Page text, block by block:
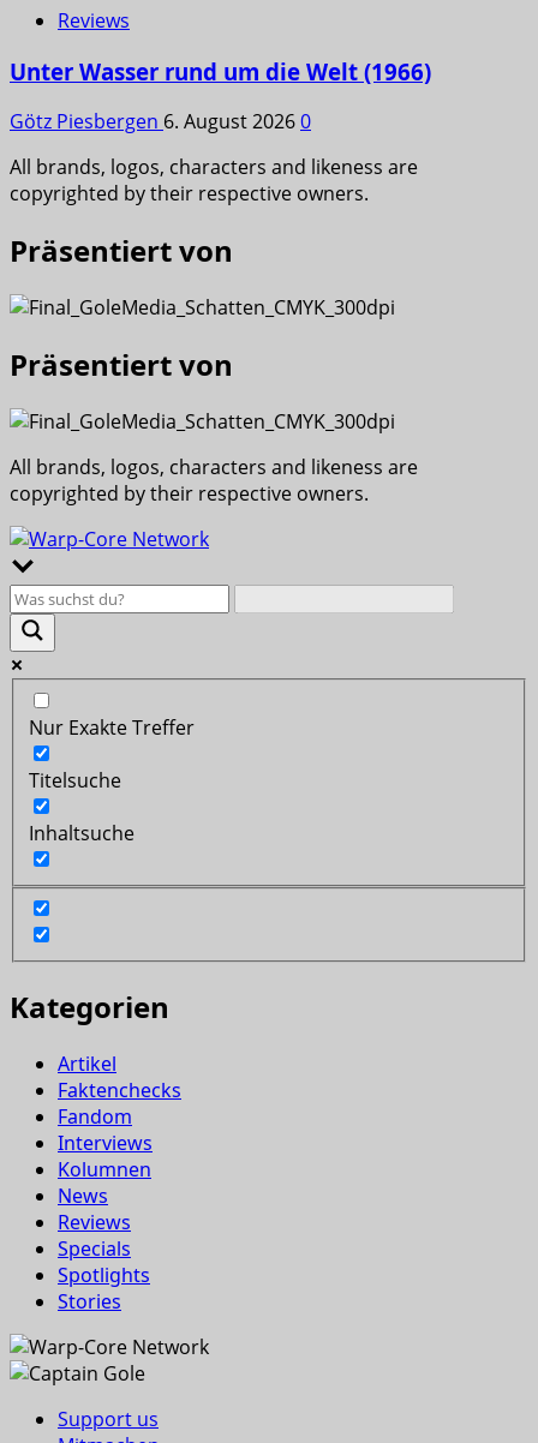
Reviews
Unter Wasser rund um die Welt (1966)
Götz Piesbergen 6. August 20260
All brands, logos, characters and likeness are
copyrighted by their respective owners.
Präsentiert von
Präsentiert von
All brands, logos, characters and likeness are
copyrighted by their respective owners.
Nur Exakte Treffer
Titelsuche
Inhaltsuche
Kategorien
Artikel
Faktenchecks
Fandom
Interviews
Kolumnen
News
Reviews
Specials
Spotlights
Stories
Support us